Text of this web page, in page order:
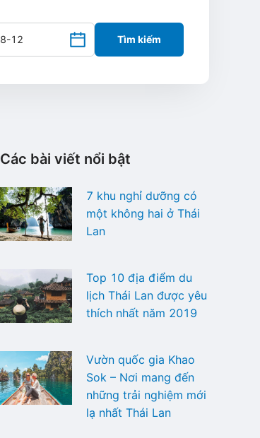
Tìm kiếm
Các bài viết nổi bật
7 khu nghỉ dưỡng có
một không hai ở Thái
Lan
Top 10 địa điểm du
lịch Thái Lan được yêu
thích nhất năm 2019
Vườn quốc gia Khao
Sok – Nơi mang đến
những trải nghiệm mới
lạ nhất Thái Lan